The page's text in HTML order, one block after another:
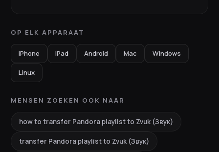
OP ELK APPARAAT
iPhone iPad Android Mac Windows
Linux
MENSEN ZOEKEN OOK NAAR
how to transfer Pandora playlist to Zvuk (Звук)
transfer Pandora playlist to Zvuk (Звук)